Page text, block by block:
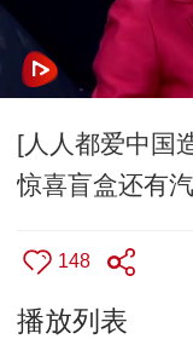
[人人都爱中国
惊喜盲盒还有
148
播放列表